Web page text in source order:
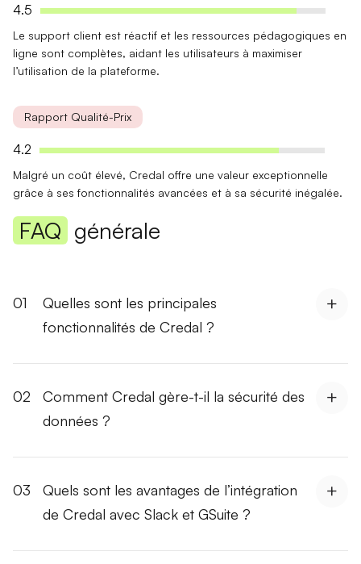
4.5
Le support client est réactif et les ressources pédagogiques en
ligne sont complètes, aidant les utilisateurs à maximiser
l’utilisation de la plateforme.
Rapport Qualité-Prix
4.2
Malgré un coût élevé, Credal offre unevaleur exceptionnelle
grâce à ses fonctionnalités avancées et à sa sécurité inégalée.
FAQ générale
01
Quelles sont les principales
fonctionnalités de Credal ?
02
Comment Credal gère-t-il la sécurité des
données ?
03
Quels sont les avantages de l’intégration
de Credal avec Slack et GSuite ?